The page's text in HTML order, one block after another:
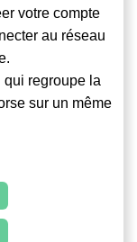
votre compte
au réseau
regroupe la
sur un même